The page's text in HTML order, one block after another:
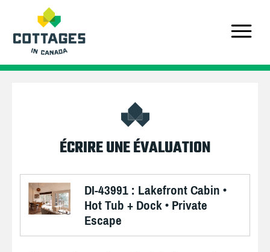
ÉCRIRE UNE ÉVALUATION
DI-43991 : Lakefront Cabin •
Hot Tub + Dock • Private
Escape